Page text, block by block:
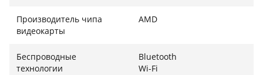
Автономность и надежность от легендарного
Бренд Energizer воплотил свой опыт в создании
Производитель чипа
видеокарты
AMD
Беспроводные
технологии
Bluetooth
Wi-Fi